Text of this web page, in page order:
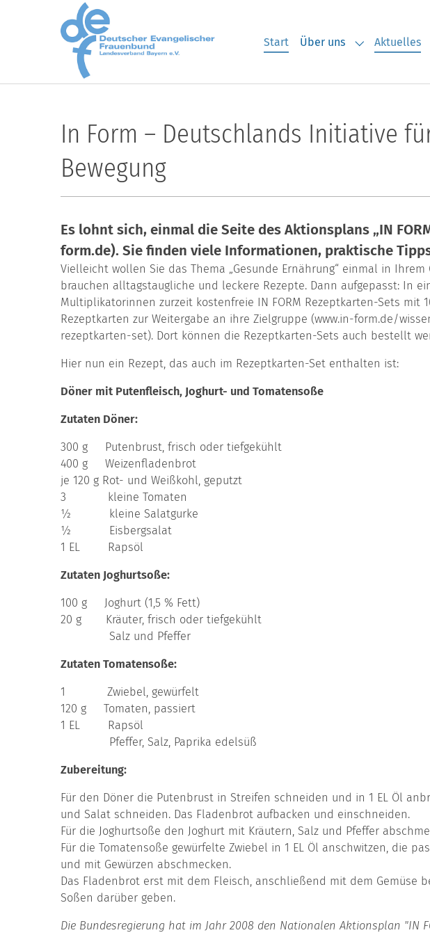
Skip to main content
Start Über uns
Submenu for
Aktuelles
In Form – Deutschlands Initiative
Bewegung
Es lohnt sich, einmal die Seite des Aktionsplans „IN
form.de). Sie finden viele Informationen, praktische
Vielleicht wollen Sie das Thema „Gesunde Ernährung“ einmal in
brauchen alltagstaugliche und leckere Rezepte. Dann aufgepasst: In
Multiplikatorinnen zurzeit kostenfreie IN FORM Rezeptkarten-Sets mit
Rezeptkarten zur Weitergabe an ihre Zielgruppe (www.in-form.de/
rezeptkarten-set). Dort können die Rezeptkarten-Sets auch bestellt
Hier nun ein Rezept, das auch im Rezeptkarten-Set enthalten ist:
Döner mit Putenfleisch, Joghurt- und Tomatensoße
Zutaten Döner:
300 g Putenbrust, frisch oder tiefgekühlt
400 g Weizenfladenbrot
je 120 g Rot- und Weißkohl, geputzt
3 kleine Tomaten
½ kleine Salatgurke
½ Eisbergsalat
1 EL Rapsöl
Zutaten Joghurtsoße:
100 g Joghurt (1,5 % Fett)
20 g Kräuter, frisch oder tiefgekühlt
Salz und Pfeffer
Zutaten Tomatensoße:
1 Zwiebel, gewürfelt
120 g Tomaten, passiert
1 EL Rapsöl
Pfeffer, Salz, Paprika edelsüß
Zubereitung:
Für den Döner die Putenbrust in Streifen schneiden und in 1 EL Öl
und Salat schneiden. Das Fladenbrot aufbacken und einschneiden.
Für die Joghurtsoße den Joghurt mit Kräutern, Salz und Pfeffer
Für die Tomatensoße gewürfelte Zwiebel in 1 EL Öl anschwitzen, die
und mit Gewürzen abschmecken.
Das Fladenbrot erst mit dem Fleisch, anschließend mit dem Gemüse
Soßen darüber geben.
Die Bundesregierung hat im Jahr 2008 den Nationalen Aktionsplan "IN